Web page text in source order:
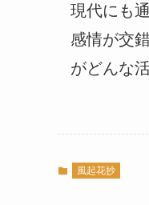
現代にも
感情が交
がどんな
風起花抄